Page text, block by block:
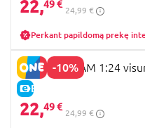
22,49 €
24,99 €
Perkant papildomą prekę
-10%
E-KAINA
MONSTER JAM 1:24
22,49 €
24,99 €